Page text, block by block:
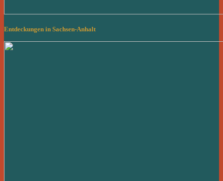
Entdeckungen in Sachsen-Anhalt